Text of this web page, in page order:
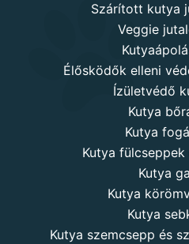
Szárított kutya
Veggie
Élősködők elleni
Ízületvédő
Kutya
Kutya
Kutya
Kutya
Kutya
Kutya
Kutya szemcsepp és